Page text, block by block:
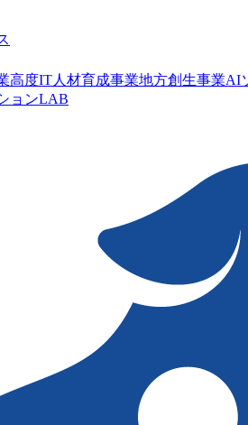
高度IT人材育成事業地方創生事業AI
ョンLAB